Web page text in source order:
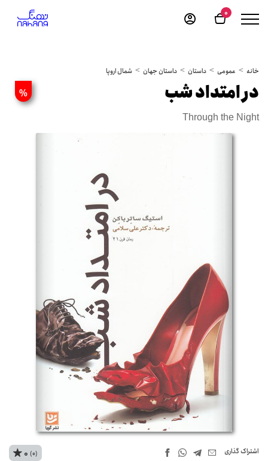
0
خانه عمومی داستان داستان جهان شمال اروپا
% در امتداد شب
Through the Night
اشتراک‌ گذاری 0 (0)